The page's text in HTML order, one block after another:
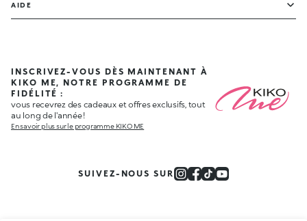
AIDE
INSCRIVEZ-VOUS DÈS MAINTENANT À
KIKO ME, NOTRE PROGRAMME DE
FIDÉLITÉ :
vous recevrez des cadeaux et offres exclusifs, tout
au long de l'année !
En savoir plus sur le programme KIKO ME
SUIVEZ-NOUS SUR